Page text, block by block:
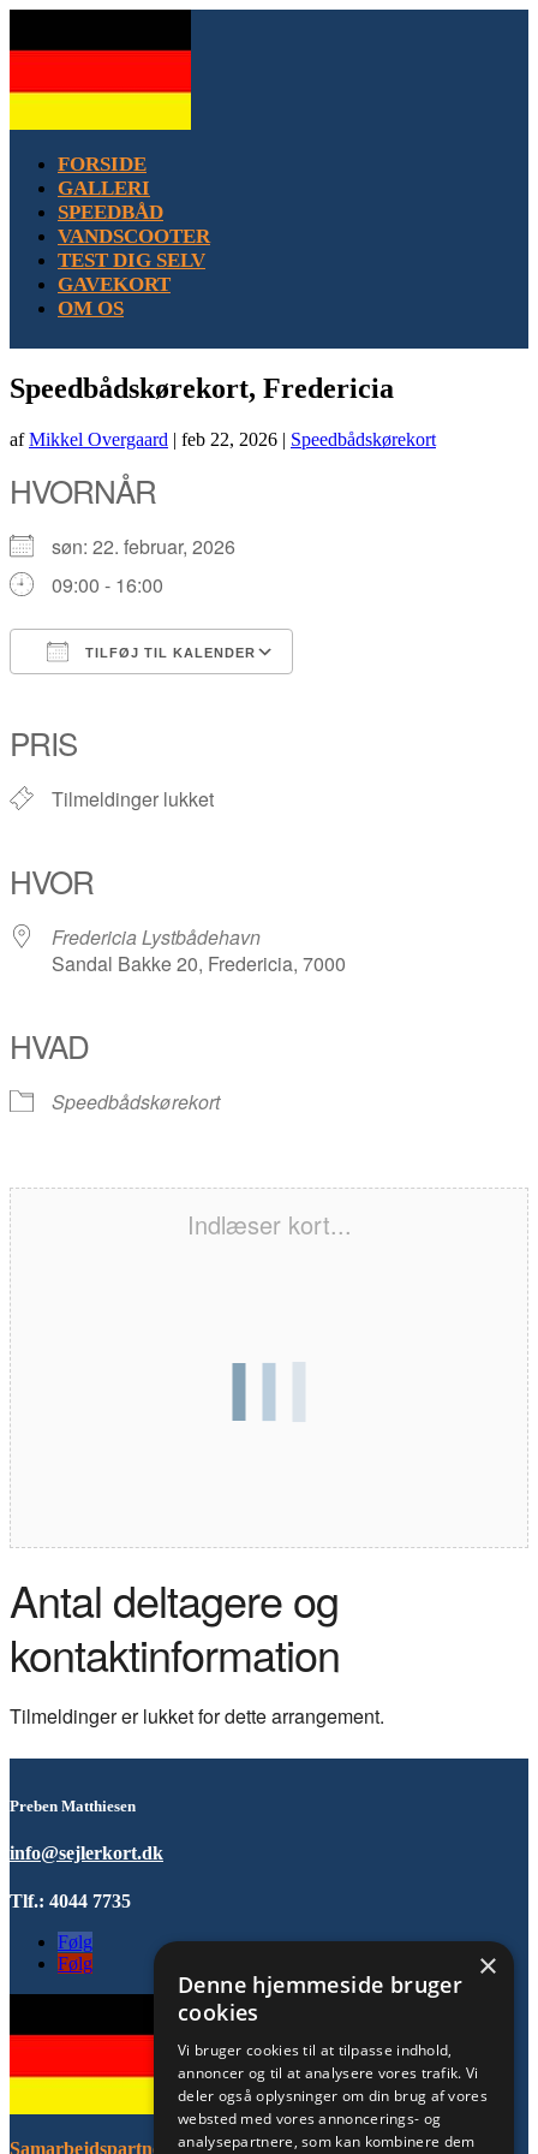
FORSIDE
GALLERI
SPEEDBÅD
VANDSCOOTER
TEST DIG SELV
GAVEKORT
OM OS
Speedbådskørekort, Fredericia
afMikkel Overgaard | feb 22, 2026 | Speedbådskørekort
HVORNÅR
søn: 22. februar, 2026
09:00 - 16:00
TILFØJ TIL KALENDER
PRIS
Tilmeldinger lukket
HVOR
Fredericia Lystbådehavn
Sandal Bakke 20, Fredericia, 7000
HVAD
Speedbådskørekort
Indlæser kort...
Antal deltagere og
kontaktinformation
Tilmeldinger er lukket for dette arrangement.
Preben Matthiesen
info@sejlerkort.dk
Tlf.: 4044 7735
Følg
Følg
Samarbejdspartnere:
×
Denne hjemmeside bruger
cookies
Vi bruger cookies til at tilpasse indhold,
annoncer og til at analysere vores trafik. Vi
deler også oplysninger om din brug af vores
websted med vores annoncerings- og
analysepartnere, som kan kombinere dem